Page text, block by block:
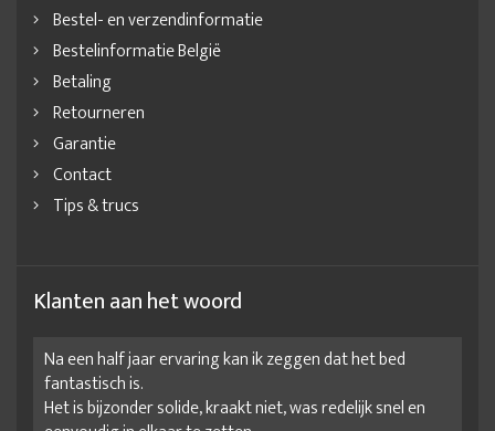
Bedframe zonder matras
Bedkader 180x200
Bedombouw 140x200
Bedombouw 160x200
Bedombouw 160x220
Bedombouw 180x220
Bedombouw met lattenbodem
Bedombouw met opbergruimte
Bedombouw op maat
Bedombouw zonder lattenbodem
Bestel- en verzendinformatie
Bestelinformatie België
Betaling
Retourneren
Garantie
Contact
Tips & trucs
Klanten aan het woord
Na een half jaar ervaring kan ik zeggen dat het bed
fantastisch is.
Het is bijzonder solide, kraakt niet, was redelijk snel en